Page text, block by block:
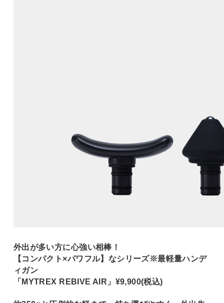
外出が多い方に心強い相棒！
【コンパクト×パワフル】なシリーズ※最軽量ハンデ
ィガン
「MYTREX REBIVE AIR」¥9,900(税込)